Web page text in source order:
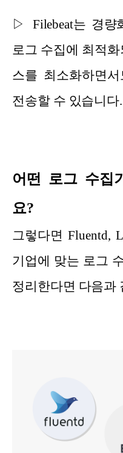
▷ Filebeat는 경량
로그 수집에 최적
스를 최소화하면
전송할 수 있습니다.
어떤 로그 수집
요?
그렇다면 Fluentd,
기업에 맞는 로그
정리한다면 다음과